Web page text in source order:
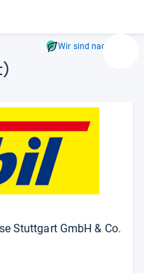
lassen
Wir sind nachhaltig
Stuttgart GmbH & Co.